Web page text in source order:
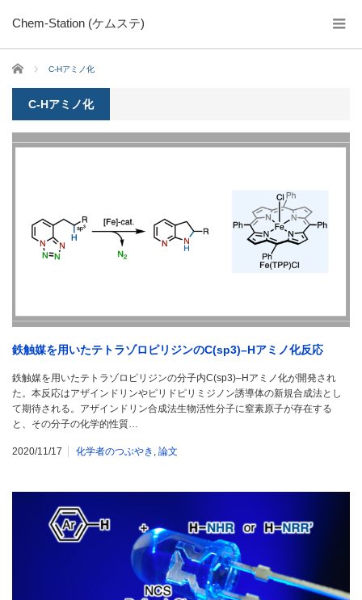
Chem-Station (ケムステ)
ホーム C-Hアミノ化
C-Hアミノ化
鉄触媒を用いたテトラゾロピリジンのC(sp3)–Hアミノ化反応
鉄触媒を用いたテトラゾロピリジンの分子内C(sp3)–Hアミノ化が開発され
た。本反応はアザインドリンやピリドピリミジノン誘導体の新規合成法とし
て期待される。アザインドリン合成法生物活性分子に窒素原子が存在する
と、その分子の化学的性質…
2020/11/17 化学者のつぶやき 論文